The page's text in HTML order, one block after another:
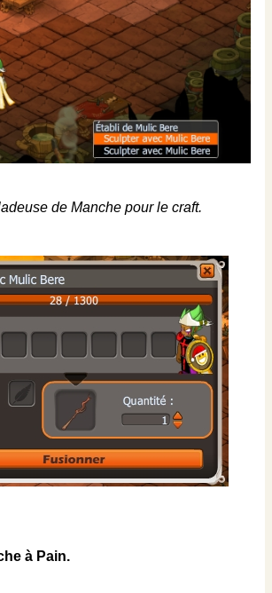
de Manche pour le craft.
à Pain.